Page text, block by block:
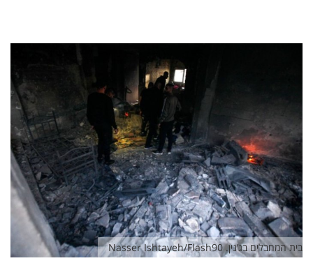
בית המחבלים בג’נין. Nasser Ishtayeh/Flash90